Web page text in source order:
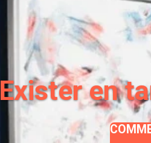
Exister en